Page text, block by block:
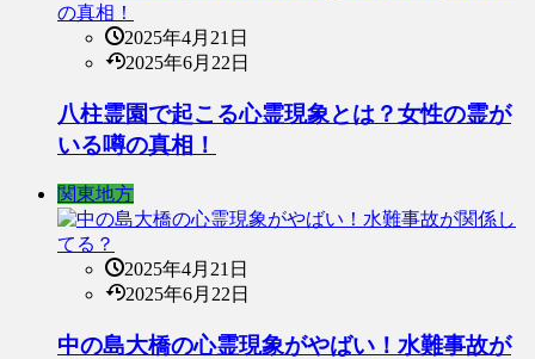
2025年4月21日
2025年6月22日
八柱霊園で起こる心霊現象とは？女性の霊が
いる噂の真相！
関東地方
2025年4月21日
2025年6月22日
中の島大橋の心霊現象がやばい！水難事故が